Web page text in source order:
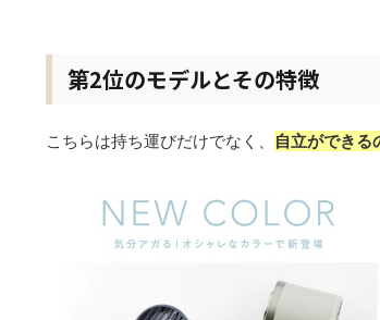
第2位のモデルとその特徴
こちらは持ち運びだけでなく、 自立ができる